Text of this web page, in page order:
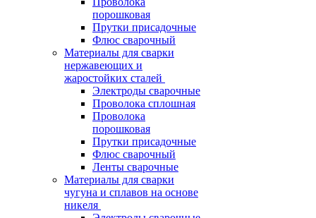
порошковая
Прутки присадочные
Флюс сварочный
Материалы для сварки
нержавеющих и
жаростойких сталей
Электроды сварочные
Проволока сплошная
Проволока
порошковая
Прутки присадочные
Флюс сварочный
Ленты сварочные
Материалы для сварки
чугуна и сплавов на основе
никеля